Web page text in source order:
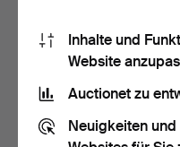
VITRINENSCHRANK,
Eiche, Carpati-Stil, zwei…
Beendet 7. Aug 2026
17 Gebote
Inhalte und
Website
Auctionet zu
Neuigkeiten